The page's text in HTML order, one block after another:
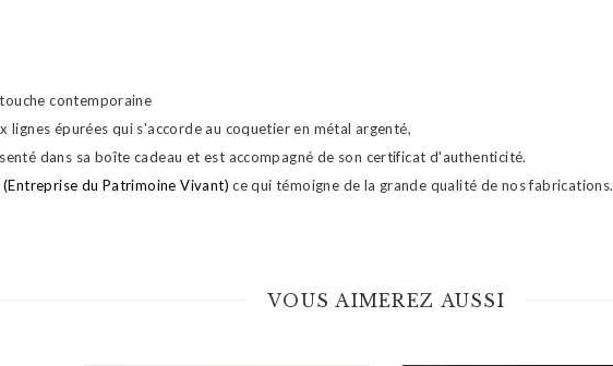
contemporaine
lignes épurées qui s'accorde au coquetier en métal argenté,
dans sa boîte cadeau et est accompagné de son certificat d'authenticité.
(Entreprise du Patrimoine Vivant) ce qui témoigne de la grande qualité de nos fabrications.
VOUS AIMEREZ AUSSI